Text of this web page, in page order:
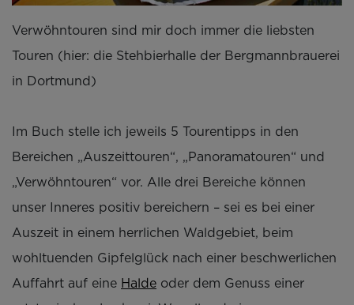
Verwöhntouren sind mir doch immer die liebsten
Touren (hier: die Stehbierhalle der Bergmannbrauerei
in Dortmund)
Im Buch stelle ich jeweils 5 Tourentipps in den
Bereichen „Auszeittouren“, „Panoramatouren“ und
„Verwöhntouren“ vor. Alle drei Bereiche können
unser Inneres positiv bereichern – sei es bei einer
Auszeit in einem herrlichen Waldgebiet, beim
wohltuenden Gipfelglück nach einer beschwerlichen
Auffahrt auf eine Halde oder dem Genuss einer